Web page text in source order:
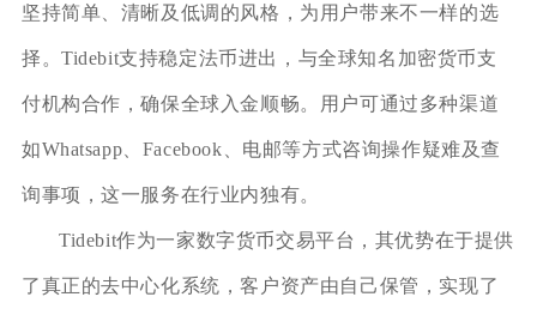
坚持简单、清晰及低调的风格，为用户带来不一样的选
择。Tidebit支持稳定法币进出，与全球知名加密货币支
付机构合作，确保全球入金顺畅。用户可通过多种渠道
如Whatsapp、Facebook、电邮等方式咨询操作疑难及查
询事项，这一服务在行业内独有。
Tidebit作为一家数字货币交易平台，其优势在于提供
了真正的去中心化系统，客户资产由自己保管，实现了